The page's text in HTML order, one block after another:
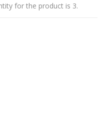
for the product is 3.